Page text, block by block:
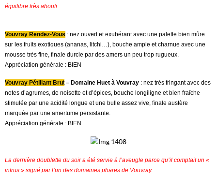
équilibre très abouti.
Vouvray Rendez-Vous : nez ouvert et exubérant avec une palette bien mûre
sur les fruits exotiques (ananas, litchi…), bouche ample et charnue avec une
mousse très fine, finale durcie par des amers un peu trop rugueux.
Appréciation générale : BIEN
Vouvray Pétillant Brut– Domaine Huet à Vouvray : nez très fringant avec des
notes d’agrumes, de noisette et d’épices, bouche longiligne et bien fraîche
stimulée par une acidité longue et une bulle assez vive, finale austère
marquée par une amertume persistante.
Appréciation générale : BIEN
La dernière doublette du soir a été servie à l’aveugle parce qu’il comptait un «
intrus » signé par l’un des domaines phares de Vouvray.